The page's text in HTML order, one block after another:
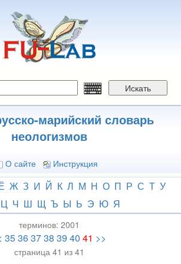
Искать
марийский словарь
неологизмов
О сайте Инструкция
Ж З И Й К Л М Н О П Р С Т У
Ц Ч Ш Щ Ъ Ы Ь Э Ю Я
терминов: 2001
35363738 39 40 41 >>
страница 41 из 41